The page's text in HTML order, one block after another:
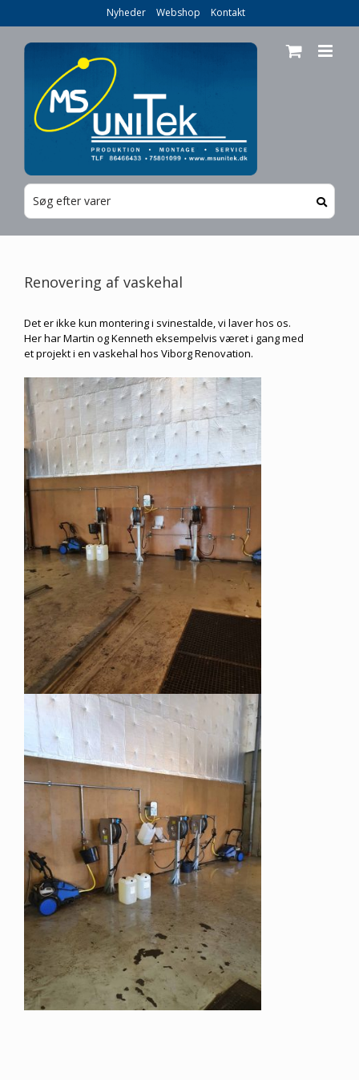
Nyheder Webshop Kontakt
Renovering af vaskehal
Det er ikke kun montering i svinestalde, vi laver hos os.
Her har Martin og Kenneth eksempelvis været i gang med
et projekt i en vaskehal hos Viborg Renovation.